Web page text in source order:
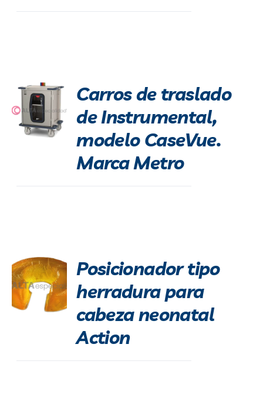
Carros de traslado
de Instrumental,
modelo CaseVue.
Marca Metro
Posicionador tipo
herradura para
cabeza neonatal
Action